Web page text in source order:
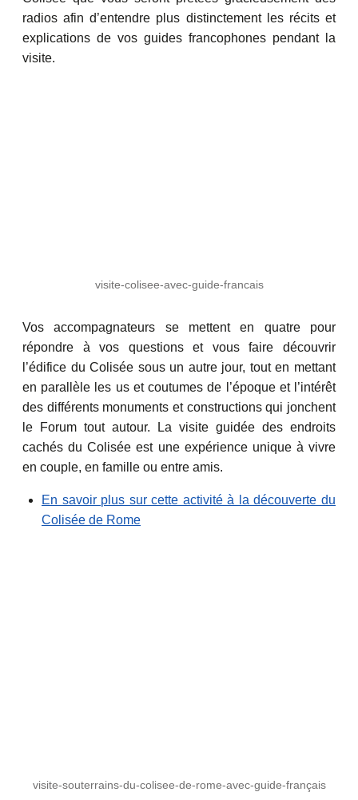
radios afin d’entendre plus distinctement les récits et
explications de vos guides francophones pendant la
visite.
visite-colisee-avec-guide-francais
Vos accompagnateurs se mettent en quatre pour
répondre à vos questions et vous faire découvrir
l’édifice du Colisée sous un autre jour, tout en mettant
en parallèle les us et coutumes de l’époque et l’intérêt
des différents monuments et constructions qui jonchent
le Forum tout autour. La visite guidée des endroits
cachés du Colisée est une expérience unique à vivre
en couple, en famille ou entre amis.
En savoir plus sur cette activité à la découverte du
Colisée de Rome
visite-souterrains-du-colisee-de-rome-avec-guide-français